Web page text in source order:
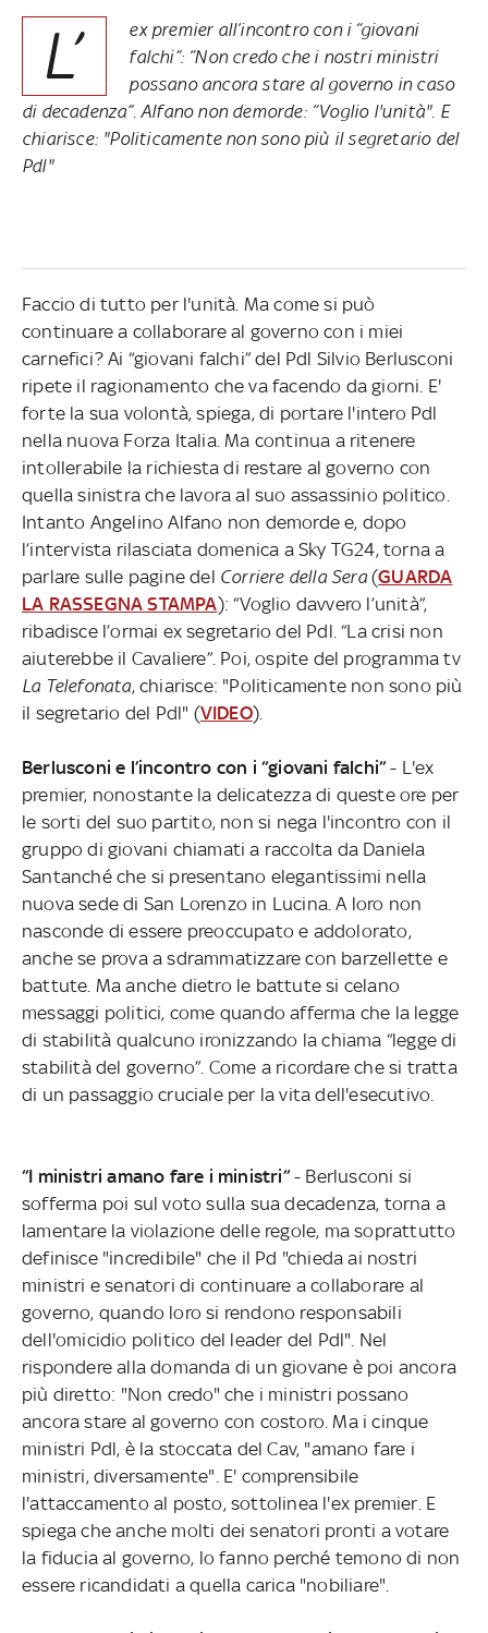
L’
ex premier all’incontro con i “giovani
falchi”: “Non credo che i nostri ministri
possano ancora stare al governo in caso
di decadenza”. Alfano non demorde: “Voglio l'unità". E
chiarisce: "Politicamente non sono più il segretario del
Pdl"
Faccio di tutto per l'unità. Ma come si può
continuare a collaborare al governo con i miei
carnefici? Ai “giovani falchi” del Pdl Silvio Berlusconi
ripete il ragionamento che va facendo da giorni. E'
forte la sua volontà, spiega, di portare l'intero Pdl
nella nuova Forza Italia. Ma continua a ritenere
intollerabile la richiesta di restare al governo con
quella sinistra che lavora al suo assassinio politico.
Intanto Angelino Alfano non demorde e, dopo
l’intervista rilasciata domenica a Sky TG24, torna a
parlare sulle pagine del Corriere della Sera(GUARDA
LA RASSEGNA STAMPA): “Voglio davvero l’unità”,
ribadisce l’ormai ex segretario del Pdl. “La crisi non
aiuterebbe il Cavaliere”. Poi, ospite del programma tv
La Telefonata, chiarisce: "Politicamente non sono più
il segretario del Pdl" (VIDEO).
Berlusconi e l’incontro con i “giovani falchi”- L'ex
premier, nonostante la delicatezza di queste ore per
le sorti del suo partito, non si nega l'incontro con il
gruppo di giovani chiamati a raccolta da Daniela
Santanché che si presentano elegantissimi nella
nuova sede di San Lorenzo in Lucina. A loro non
nasconde di essere preoccupato e addolorato,
anche se prova a sdrammatizzare con barzellette e
battute. Ma anche dietro le battute si celano
messaggi politici, come quando afferma che la legge
di stabilità qualcuno ironizzando la chiama “legge di
stabilità del governo”. Come a ricordare che si tratta
di un passaggio cruciale per la vita dell'esecutivo.
“I ministri amano fare i ministri”- Berlusconi si
sofferma poi sul voto sulla sua decadenza, torna a
lamentare la violazione delle regole, ma soprattutto
definisce "incredibile" che il Pd "chieda ai nostri
ministri e senatori di continuare a collaborare al
governo, quando loro si rendono responsabili
dell'omicidio politico del leader del Pdl". Nel
rispondere alla domanda di un giovane è poi ancora
più diretto: "Non credo" che i ministri possano
ancora stare al governo con costoro. Ma i cinque
ministri Pdl, è la stoccata del Cav, "amano fare i
ministri, diversamente". E' comprensibile
l'attaccamento al posto, sottolinea l'ex premier. E
spiega che anche molti dei senatori pronti a votare
la fiducia al governo, lo fanno perché temono di non
essere ricandidati a quella carica "nobiliare".